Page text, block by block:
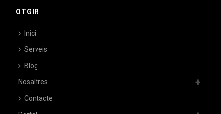
OTGIR
Inici
Serveis
Blog
Nosaltres
Contacte